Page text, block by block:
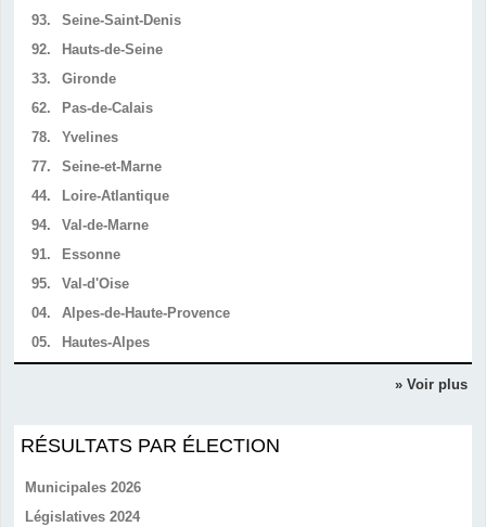
93.
Seine-Saint-Denis
92.
Hauts-de-Seine
33.
Gironde
62.
Pas-de-Calais
78.
Yvelines
77.
Seine-et-Marne
44.
Loire-Atlantique
94.
Val-de-Marne
91.
Essonne
95.
Val-d'Oise
04.
Alpes-de-Haute-Provence
05.
Hautes-Alpes
» Voir plus
RÉSULTATS PAR ÉLECTION
Municipales 2026
Législatives 2024